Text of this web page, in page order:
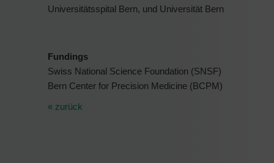
Universitätsspital Bern, und Universität Bern
Fundings
Swiss National Science Foundation (SNSF)
Bern Center for Precision Medicine (BCPM)
« zurück